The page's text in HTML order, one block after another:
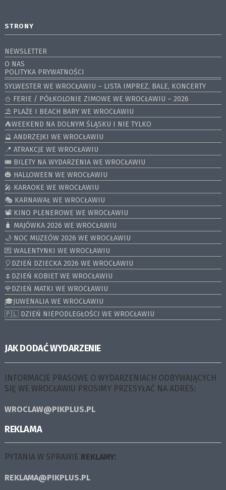
STRONY
NEWSLETTER
O NAS
POLITYKA PRYWATNOŚCI
SYLWESTER WE WROCŁAWIU – LISTA IMPREZ, BALE, KONCERTY
⛄️ FERIE / PÓŁKOLONIE ZIMOWE WE WROCŁAWIU – 2026
⛱️ PLAŻE I BEACH BARY WE WROCŁAWIU
⛺️WEEKEND NA DOLNYM ŚLĄSKU I NIE TYLKO
🔮 ANDRZEJKI WE WROCŁAWIU
📍 ATRAKCJE WE WROCŁAWIU
🎟️ BILETY NA WYDARZENIA WE WROCŁAWIU
🎃 HALLOWEEN WE WROCŁAWIU
🎤 KARAOKE WE WROCŁAWIU
🎭 KARNAWAŁ WE WROCŁAWIU
📽️ KINO PLENEROWE WE WROCŁAWIU
🧳 MAJÓWKA 2026 WE WROCŁAWIU
🌙 NOC MUZEÓW 2026 WE WROCŁAWIU
💌 WALENTYNKI WE WROCŁAWIU
🎈DZIEŃ DZIECKA 2026 WE WROCŁAWIU
🌷DZIEŃ KOBIET WE WROCŁAWIU
🌹DZIEŃ MATKI WE WROCŁAWIU
🎓JUWENALIA WE WROCŁAWIU
🇵🇱 DZIEŃ NIEPODLEGŁOŚCI WE WROCŁAWIU
JAK DODAĆ WYDARZENIE
INFORMACJE PRASOWE O WYDARZENIACH ODBYWAJĄCYCH
SIĘ WE WROCŁAWIU PROSIMY PRZESYŁAĆ NA ADRES:
WROCLAW@PIKPLUS.PL
REKLAMA
PYTANIA W SPRAWIE REKLAMY:
REKLAMA@PIKPLUS.PL